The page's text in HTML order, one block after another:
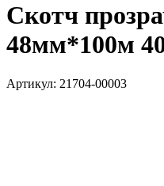
Скотч
48мм*100м
Артикул: 21704-00003